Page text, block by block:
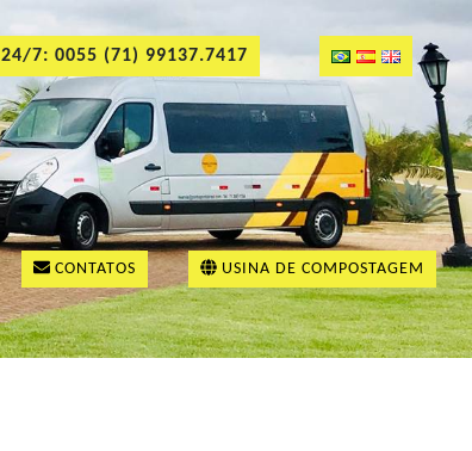
24/7: 0055 (71) 99137.7417
CONTATOS USINA DE COMPOSTAGEM